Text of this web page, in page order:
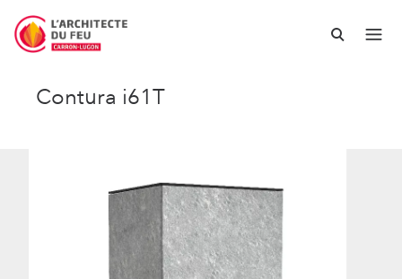
Contura i61T